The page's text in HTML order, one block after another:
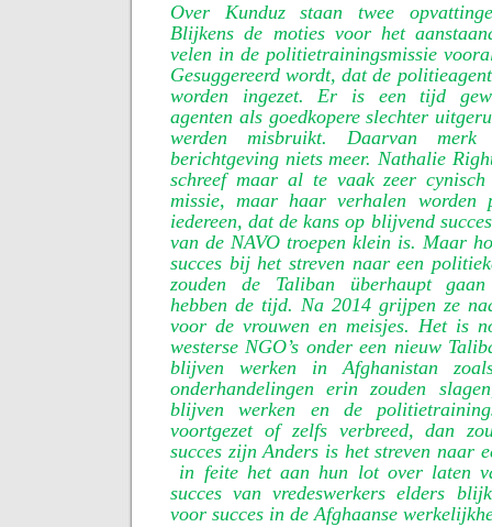
Over Kunduz staan twee
Blijkens de moties voor het
velen in de politietrainingsmissie
Gesuggereerd wordt, dat de
worden ingezet. Er is een tijd
agenten als goedkopere slechter
werden misbruikt. Daarvan
berichtgeving niets meer. Nathalie
schreef maar al te vaak zeer
missie, maar haar verhalen worden
iedereen, dat de kans op blijvend
van de NAVO troepen klein is. Maar
succes bij het streven naar een
zouden de Taliban überhaupt gaan
hebben de tijd. Na 2014 grijpen ze
voor de vrouwen en meisjes. Het is
westerse NGO’s onder een nieuw
blijven werken in Afghanistan
onderhandelingen erin zouden
blijven werken en de
voortgezet of zelfs verbreed, dan
succes zijn Anders is het streven naar
in feite het aan hun lot over laten
succes van vredeswerkers elders
voor succes in de Afghaanse